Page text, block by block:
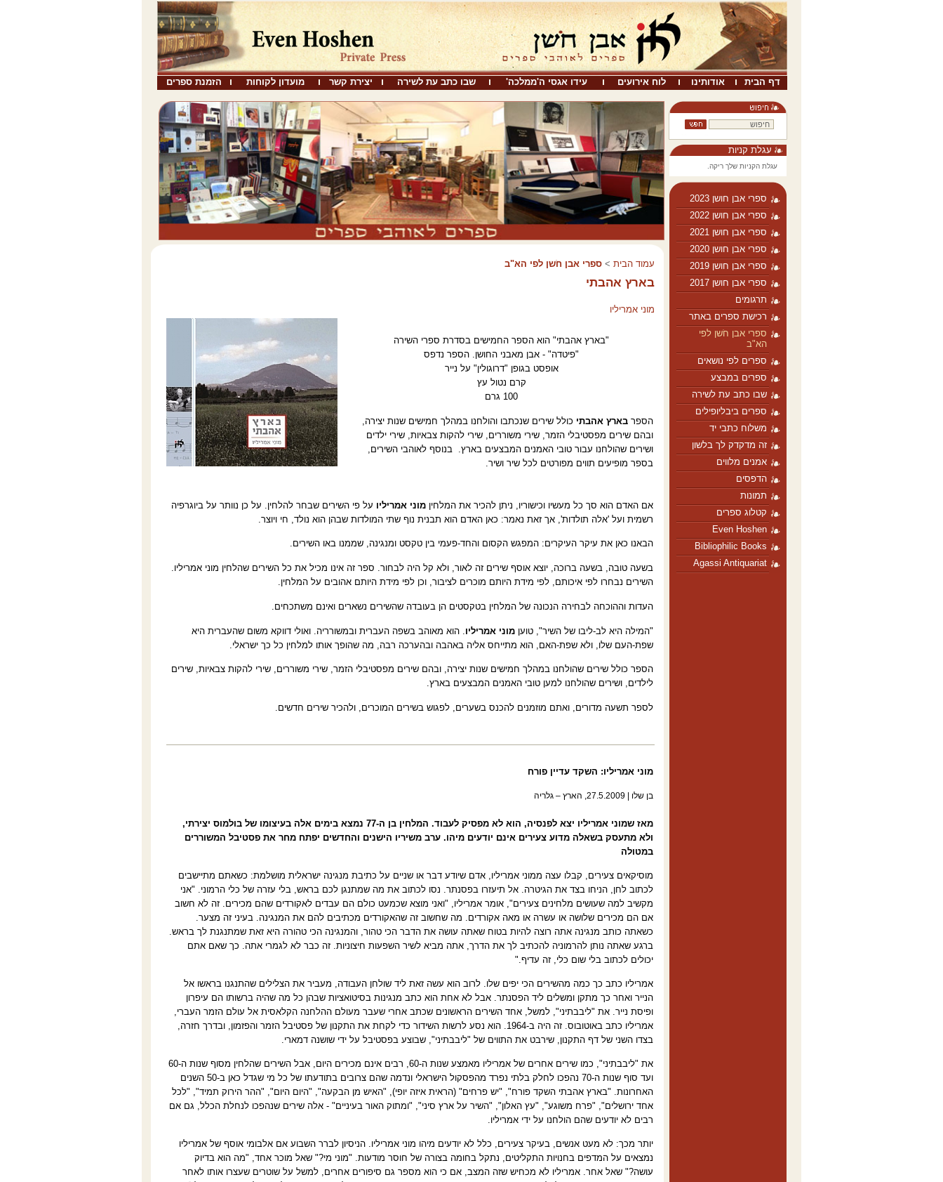
דף הבית אודותינו לוח אירועים עידו אגסי ה'ממלכה' שבו כתב עת לשירה יצירת קשר מועדון לקוחות הזמנת ספרים
עגלת קניות
עגלת הקניות שלך ריקה.
ספרי אבן חושן 2023
ספרי אבן חושן 2022
ספרי אבן חושן 2021
ספרי אבן חושן 2020
ספרי אבן חושן 2019
ספרי אבן חושן 2017
תרגומים
רכישת ספרים באתר
ספרי אבן חֹשן לפי
הא"ב
ספרים לפי נושאים
ספרים במבצע
שבו כתב עת לשירה
ספרים ביבליופילים
משלוח כתבי יד
זה מדקדק לך בלשון
אמנים מלווים
הדפסים
תמונות
קטלוג ספרים
Even Hoshen
Bibliophilic Books
Agassi Antiquariat
עמוד הבית > ספרי אבן חֹשן לפי הא"ב
בארץ אהבתי
מוני אמריליו
"בארץ אהבתי" הוא הספר החמישים בסדרת ספרי השירה
"פיטדה" - אבן מאבני החושן. הספר נדפס
אופסט בגופן "דרוגולין" על נייר
קרם נטול עץ
100 גרם
הספרבארץ אהבתי כולל שירים שנכתבו והולחנו במהלך חמישים שנות יצירה,
ובהם שירים מפסטיבלי הזמר, שירי משוררים, שירי להקות צבאיות, שירי ילדים
ושירים שהולחנו עבור טובי האמנים המבצעים בארץ.
בנוסף לאוהבי השירים,
בספר מופיעים תווים מפורטים לכל שיר ושיר.
אם האדם הוא סך כל מעשיו וכישוריו, ניתן להכיר את המלחיןמוני אמריליו על פי השירים שבחר להלחין. על כן נוותר על ביוגרפיה
רשמית ועל 'אלה תולדות', אך זאת נאמר: כאן האדם הוא תבנית נוף שתי המולדות שבהן הוא נולד, חי ויוצר.
הבאנו כאן את עיקר העיקרים: המפגש הקסום והחד-פעמי בין טקסט ומנגינה, שממנו באו השירים.
בשעה טובה, בשעה ברוכה, יוצא אוסף שירים זה לאור, ולא קל היה לבחור. ספר זה אינו מכיל את כל השירים שהלחין מוני אמריליו.
השירים נבחרו לפי איכותם, לפי מידת היותם מוכרים לציבור, וכן לפי מידת היותם אהובים על המלחין.
העדות וההוכחה לבחירה הנכונה של המלחין בטקסטים הן בעובדה שהשירים נשארים ואינם משתכחים.
"המילה היא לב-ליבו של השיר", טועןמוני אמריליו . הוא מאוהב בשפה העברית ובמשורריה. ואולי דווקא משום שהעברית היא
שפת-העם שלו, ולא שפת-האם, הוא מתייחס אליה באהבה ובהערכה רבה, מה שהופך אותו למלחין כל כך ישראלי.
הספר כולל שירים שהולחנו במהלך חמישים שנות יצירה, ובהם שירים מפסטיבלי הזמר, שירי משוררים, שירי להקות צבאיות, שירים
לילדים, ושירים שהולחנו למען טובי האמנים המבצעים בארץ.
לספר תשעה מדורים, ואתם מוזמנים להכנס בשערים, לפגוש בשירים המוכרים, ולהכיר שירים חדשים.
מוני אמריליו: השקד עדיין פורח
בן שלו | 27.5.2009, הארץ – גלריה
מאז שמוני אמריליו יצא לפנסיה, הוא לא מפסיק לעבוד. המלחין בן ה-77 נמצא בימים אלה בעיצומו של בולמוס יצירתי,
ולא מתעסק בשאלה מדוע צעירים אינם יודעים מיהו. ערב משיריו הישנים והחדשים יפתח מחר את פסטיבל המשוררים
במטולה
מוסיקאים צעירים, קבלו עצה ממוני אמריליו, אדם שיודע דבר או שניים על כתיבת מנגינה ישראלית מושלמת: כשאתם מתיישבים
לכתוב לחן, הניחו בצד את הגיטרה. אל תיעזרו בפסנתר. נסו לכתוב את מה שמתנגן לכם בראש, בלי עזרה של כלי הרמוני. "אני
מקשיב למה שעושים מלחינים צעירים", אומר אמריליו, "ואני מוצא שכמעט כולם הם עבדים לאקורדים שהם מכירים. זה לא חשוב
אם הם מכירים שלושה או עשרה או מאה אקורדים. מה שחשוב זה שהאקורדים מכתיבים להם את המנגינה. בעיני זה מצער.
כשאתה כותב מנגינה אתה רוצה להיות בטוח שאתה עושה את הדבר הכי טהור, והמנגינה הכי טהורה היא זאת שמתנגנת לך בראש.
ברגע שאתה נותן להרמוניה להכתיב לך את הדרך, אתה מביא לשיר השפעות חיצוניות. זה כבר לא לגמרי אתה. כך שאם אתם
יכולים לכתוב בלי שום כלי, זה עדיף".
אמריליו כתב כך כמה מהשירים הכי יפים שלו. לרוב הוא עשה זאת ליד שולחן העבודה, מעביר את הצלילים שהתנגנו בראשו אל
הנייר ואחר כך מתקן ומשלים ליד הפסנתר. אבל לא אחת הוא כתב מנגינות בסיטואציות שבהן כל מה שהיה ברשותו הם עיפרון
ופיסת נייר. את "ליבבתיני", למשל, אחד השירים הראשונים שכתב אחרי שעבר מעולם ההלחנה הקלאסית אל עולם הזמר העברי,
אמריליו כתב באוטובוס. זה היה ב-1964. הוא נסע לרשות השידור כדי לקחת את התקנון של פסטיבל הזמר והפזמון, ובדרך חזרה,
בצדו השני של דף התקנון, שירבט את התווים של "ליבבתיני", שבוצע בפסטיבל על ידי שושנה דמארי.
את "ליבבתיני", כמו שירים אחרים של אמריליו מאמצע שנות ה-60, רבים אינם מכירים היום, אבל השירים שהלחין מסוף שנות ה-60
ועד סוף שנות ה-70 נהפכו לחלק בלתי נפרד מהפסקול הישראלי ונדמה שהם צרובים בתודעתו של כל מי שגדל כאן ב-50 השנים
האחרונות. "בארץ אהבתי השקד פורח", "יש פרחים" (הראית איזה יופי), "האיש מן הבקעה", "היום היום", "ההר הירוק תמיד", "לכל
אחד ירושלים", "פרח משוגע", "עץ האלון", "השיר על ארץ סיני", "ומתוק האור בעיניים" - אלה שירים שנהפכו לנחלת הכלל, גם אם
רבים לא יודעים שהם הולחנו על ידי אמריליו.
יותר מכך: לא מעט אנשים, בעיקר צעירים, כלל לא יודעים מיהו מוני אמריליו. הניסיון לברר השבוע אם אלבומי אוסף של אמריליו
נמצאים על המדפים בחנויות התקליטים, נתקל בחומה בצורה של חוסר מודעות. "מוני מי?" שאל מוכר אחד, "מה הוא בדיוק
עושה?" שאל אחר. אמריליו לא מכחיש שזה המצב, אם כי הוא מספר גם סיפורים אחרים, למשל על שוטרים שעצרו אותו לאחר